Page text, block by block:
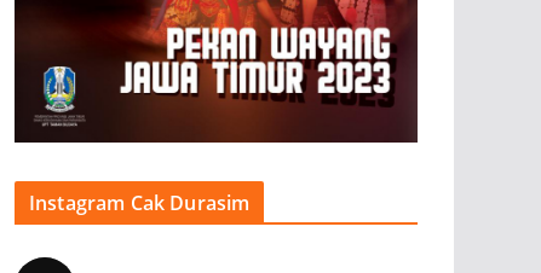
Instagram Cak Durasim